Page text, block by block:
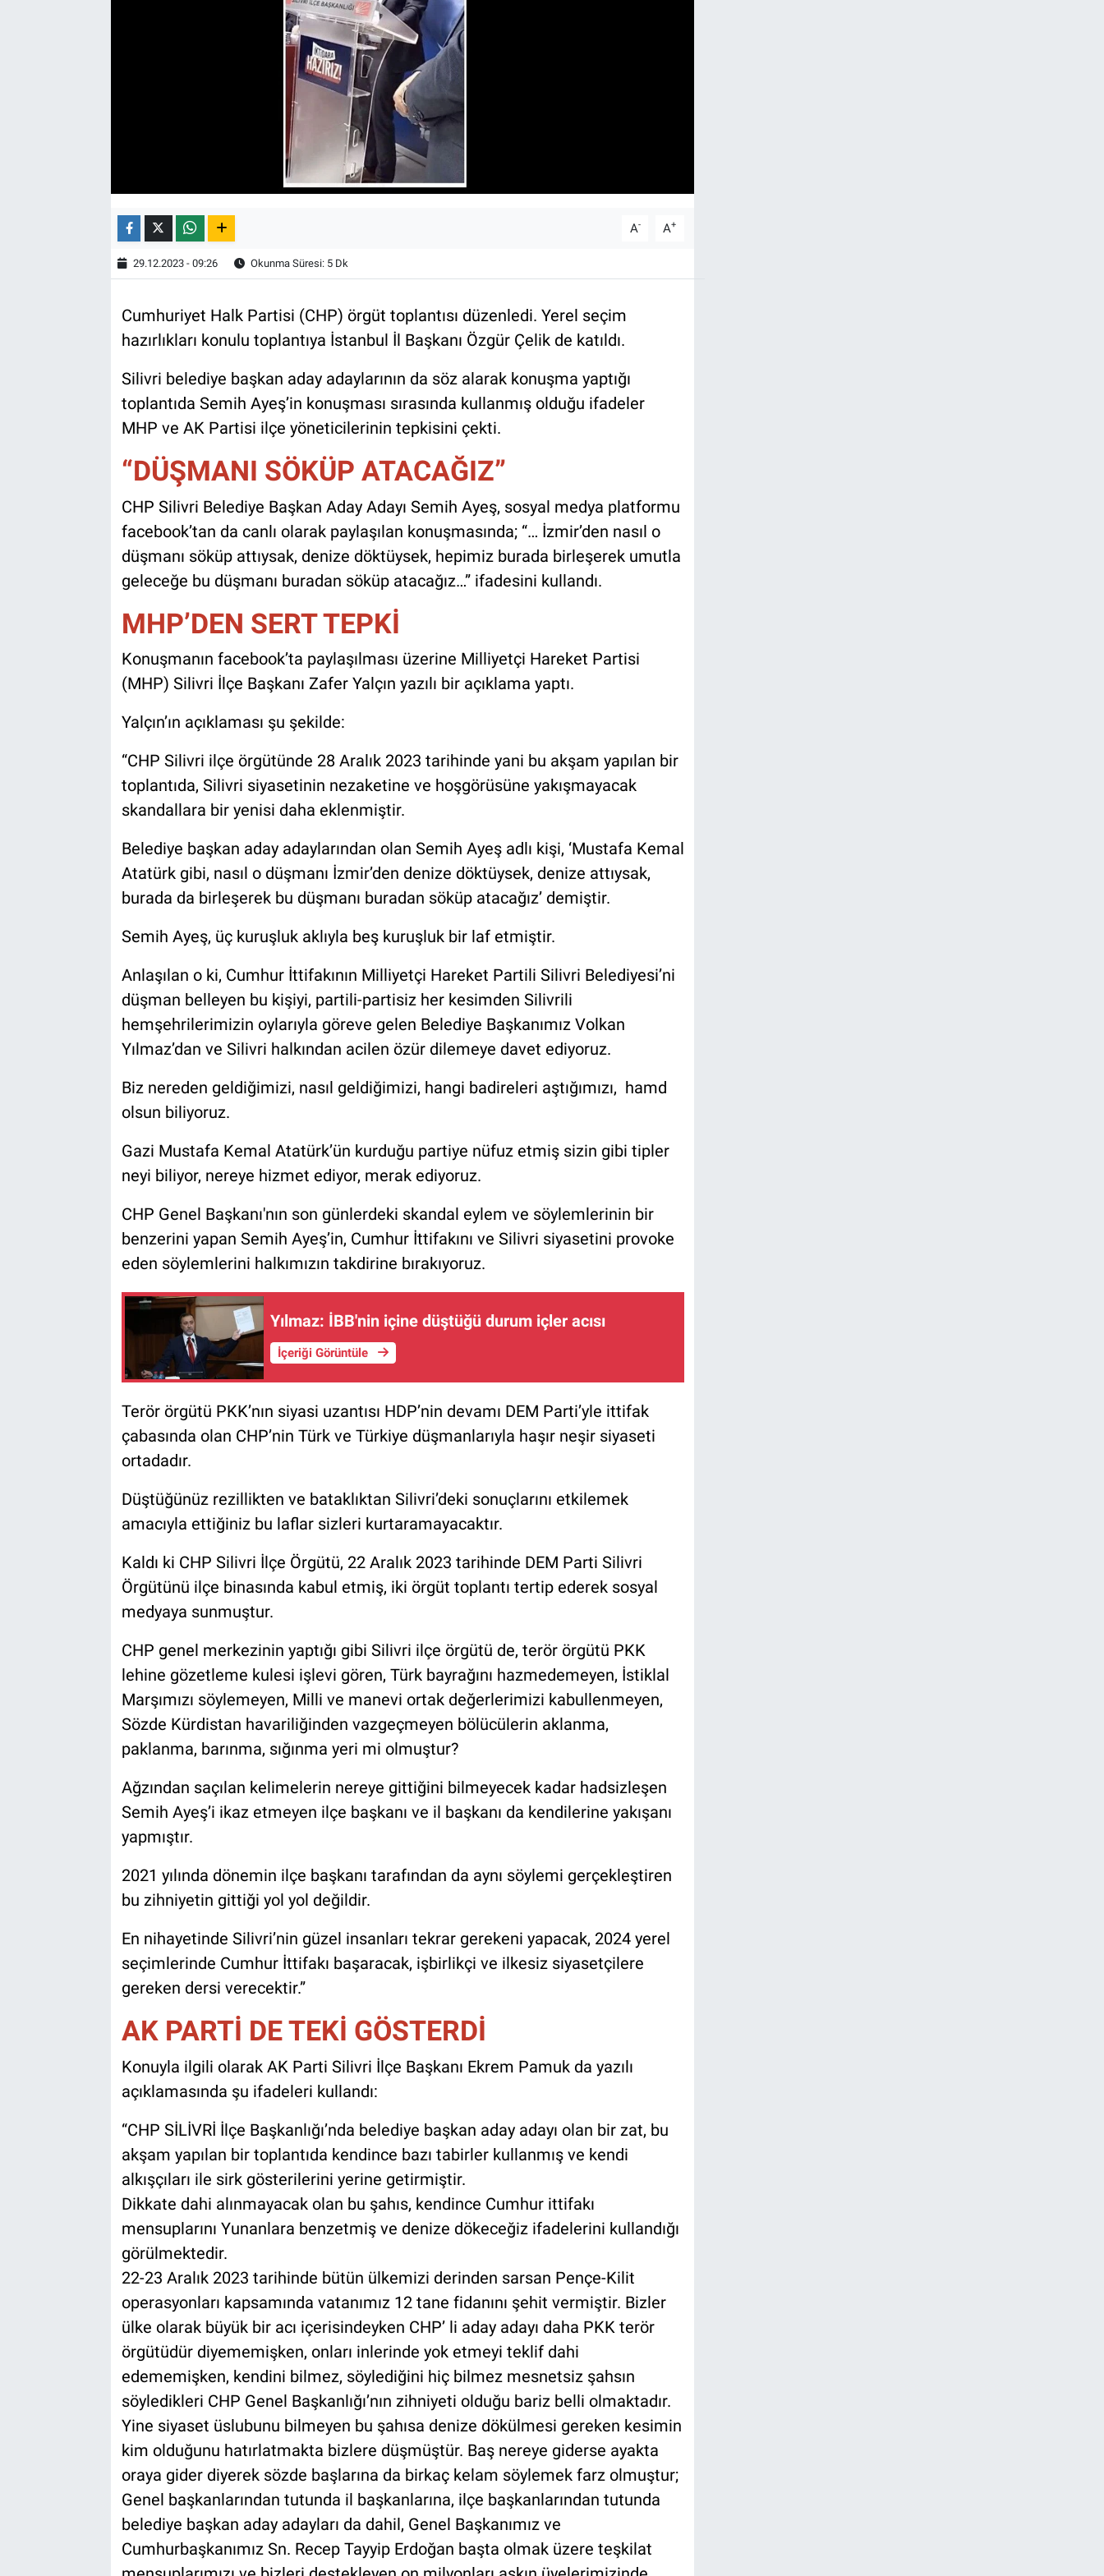
A- A+
29.12.2023 - 09:26 Okunma Süresi: 5 Dk
Cumhuriyet Halk Partisi (CHP) örgüt toplantısı düzenledi. Yerel seçim
hazırlıkları konulu toplantıya İstanbul İl Başkanı Özgür Çelik de katıldı.
Silivri belediye başkan aday adaylarının da söz alarak konuşma yaptığı
toplantıda Semih Ayeş’in konuşması sırasında kullanmış olduğu ifadeler
MHP ve AK Partisi ilçe yöneticilerinin tepkisini çekti.
“DÜŞMANI SÖKÜP ATACAĞIZ”
CHP Silivri Belediye Başkan Aday Adayı Semih Ayeş, sosyal medya platformu
facebook’tan da canlı olarak paylaşılan konuşmasında; “… İzmir’den nasıl o
düşmanı söküp attıysak, denize döktüysek, hepimiz burada birleşerek umutla
geleceğe bu düşmanı buradan söküp atacağız…” ifadesini kullandı.
MHP’DEN SERT TEPKİ
Konuşmanın facebook’ta paylaşılması üzerine Milliyetçi Hareket Partisi
(MHP) Silivri İlçe Başkanı Zafer Yalçın yazılı bir açıklama yaptı.
Yalçın’ın açıklaması şu şekilde:
“CHP Silivri ilçe örgütünde 28 Aralık 2023 tarihinde yani bu akşam yapılan bir
toplantıda, Silivri siyasetinin nezaketine ve hoşgörüsüne yakışmayacak
skandallara bir yenisi daha eklenmiştir.
Belediye başkan aday adaylarından olan Semih Ayeş adlı kişi, ‘Mustafa Kemal
Atatürk gibi, nasıl o düşmanı İzmir’den denize döktüysek, denize attıysak,
burada da birleşerek bu düşmanı buradan söküp atacağız’ demiştir.
Semih Ayeş, üç kuruşluk aklıyla beş kuruşluk bir laf etmiştir.
Anlaşılan o ki, Cumhur İttifakının Milliyetçi Hareket Partili Silivri Belediyesi’ni
düşman belleyen bu kişiyi, partili-partisiz her kesimden Silivrili
hemşehrilerimizin oylarıyla göreve gelen Belediye Başkanımız Volkan
Yılmaz’dan ve Silivri halkından acilen özür dilemeye davet ediyoruz.
Biz nereden geldiğimizi, nasıl geldiğimizi, hangi badireleri aştığımızı, hamd
olsun biliyoruz.
Gazi Mustafa Kemal Atatürk’ün kurduğu partiye nüfuz etmiş sizin gibi tipler
neyi biliyor, nereye hizmet ediyor, merak ediyoruz.
CHP Genel Başkanı'nın son günlerdeki skandal eylem ve söylemlerinin bir
benzerini yapan Semih Ayeş’in, Cumhur İttifakını ve Silivri siyasetini provoke
eden söylemlerini halkımızın takdirine bırakıyoruz.
Yılmaz: İBB'nin içine düştüğü durum içler acısı
İçeriği Görüntüle
Terör örgütü PKK’nın siyasi uzantısı HDP’nin devamı DEM Parti’yle ittifak
çabasında olan CHP’nin Türk ve Türkiye düşmanlarıyla haşır neşir siyaseti
ortadadır.
Düştüğünüz rezillikten ve bataklıktan Silivri’deki sonuçlarını etkilemek
amacıyla ettiğiniz bu laflar sizleri kurtaramayacaktır.
Kaldı ki CHP Silivri İlçe Örgütü, 22 Aralık 2023 tarihinde DEM Parti Silivri
Örgütünü ilçe binasında kabul etmiş, iki örgüt toplantı tertip ederek sosyal
medyaya sunmuştur.
CHP genel merkezinin yaptığı gibi Silivri ilçe örgütü de, terör örgütü PKK
lehine gözetleme kulesi işlevi gören, Türk bayrağını hazmedemeyen, İstiklal
Marşımızı söylemeyen, Milli ve manevi ortak değerlerimizi kabullenmeyen,
Sözde Kürdistan havariliğinden vazgeçmeyen bölücülerin aklanma,
paklanma, barınma, sığınma yeri mi olmuştur?
Ağzından saçılan kelimelerin nereye gittiğini bilmeyecek kadar hadsizleşen
Semih Ayeş’i ikaz etmeyen ilçe başkanı ve il başkanı da kendilerine yakışanı
yapmıştır.
2021 yılında dönemin ilçe başkanı tarafından da aynı söylemi gerçekleştiren
bu zihniyetin gittiği yol yol değildir.
En nihayetinde Silivri’nin güzel insanları tekrar gerekeni yapacak, 2024 yerel
seçimlerinde Cumhur İttifakı başaracak, işbirlikçi ve ilkesiz siyasetçilere
gereken dersi verecektir.”
AK PARTİ DE TEKİ GÖSTERDİ
Konuyla ilgili olarak AK Parti Silivri İlçe Başkanı Ekrem Pamuk da yazılı
açıklamasında şu ifadeleri kullandı:
“CHP SİLİVRİ İlçe Başkanlığı’nda belediye başkan aday adayı olan bir zat, bu
akşam yapılan bir toplantıda kendince bazı tabirler kullanmış ve kendi
alkışçıları ile sirk gösterilerini yerine getirmiştir.
Dikkate dahi alınmayacak olan bu şahıs, kendince Cumhur ittifakı
mensuplarını Yunanlara benzetmiş ve denize dökeceğiz ifadelerini kullandığı
görülmektedir.
22-23 Aralık 2023 tarihinde bütün ülkemizi derinden sarsan Pençe-Kilit
operasyonları kapsamında vatanımız 12 tane fidanını şehit vermiştir. Bizler
ülke olarak büyük bir acı içerisindeyken CHP’ li aday adayı daha PKK terör
örgütüdür diyememişken, onları inlerinde yok etmeyi teklif dahi
edememişken, kendini bilmez, söylediğini hiç bilmez mesnetsiz şahsın
söyledikleri CHP Genel Başkanlığı’nın zihniyeti olduğu bariz belli olmaktadır.
Yine siyaset üslubunu bilmeyen bu şahısa denize dökülmesi gereken kesimin
kim olduğunu hatırlatmakta bizlere düşmüştür. Baş nereye giderse ayakta
oraya gider diyerek sözde başlarına da birkaç kelam söylemek farz olmuştur;
Genel başkanlarından tutunda il başkanlarına, ilçe başkanlarından tutunda
belediye başkan aday adayları da dahil, Genel Başkanımız ve
Cumhurbaşkanımız Sn. Recep Tayyip Erdoğan başta olmak üzere teşkilat